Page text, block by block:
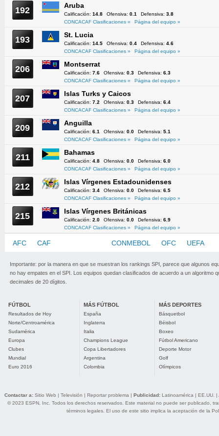
192 Aruba
Calificación: 14.8 Ofensiva: 0.1 Defensiva: 3.8
CONCACAF Clasificaciones »
Página del equipo »
193 St. Lucia
Calificación: 14.5 Ofensiva: 0.4 Defensiva: 4.6
CONCACAF Clasificaciones »
Página del equipo »
206 Montserrat
Calificación: 7.6 Ofensiva: 0.3 Defensiva: 6.3
CONCACAF Clasificaciones »
Página del equipo »
207 Islas Turks y Caicos
Calificación: 7.2 Ofensiva: 0.3 Defensiva: 6.4
CONCACAF Clasificaciones »
Página del equipo »
209 Anguilla
Calificación: 6.1 Ofensiva: 0.0 Defensiva: 5.1
CONCACAF Clasificaciones »
Página del equipo »
211 Bahamas
Calificación: 4.8 Ofensiva: 0.0 Defensiva: 6.0
CONCACAF Clasificaciones »
Página del equipo »
212 Islas Vírgenes Estadounidenses
Calificación: 3.4 Ofensiva: 0.0 Defensiva: 6.5
CONCACAF Clasificaciones »
Página del equipo »
215 Islas Vírgenes Británicas
Calificación: 2.0 Ofensiva: 0.0 Defensiva: 6.9
CONCACAF Clasificaciones »
Página del equipo »
AFC CAF CONMEBOL OFC UEFA
Importante: por la manera en que se muestran los rankings SPI, parece que algunos
no hay empates en el SPI. Los equipos quedan clasificados de acuerdo a un algoritmo
decimales de 20 dígitos.
FÚTBOL
Resultados de Hoy
Norte/Centroamérica
Sudamérica
Europa
Clubes
Mundial
Euro 2016
MÁS FÚTBOL
España
Inglaterra
Italia
Champions League
Copa Libertadores
Argentina
Colombia
MÁS DEPORTES
Básquetbol
Béisbol
Boxeo
Fútbol Americano
Deporte Motor
Golf
Olímpicos
Contactar a: Sitio Web | Televisión | Reportar problema | Publicidad: Latinoamérica | EE.UU. |
© 2023 ESPN, Inc. Todos los derechos reservados. Este material no puede ser publicado,
términos legales. El uso de este sitio implica la aceptación de la